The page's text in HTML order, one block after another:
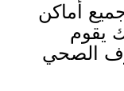
أماكن
يقوم
الصحي